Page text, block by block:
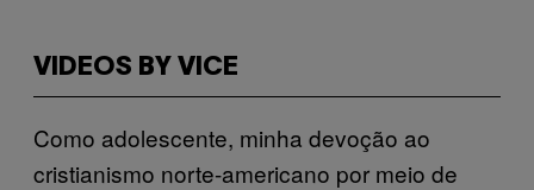
VIDEOS BY VICE
Como adolescente, minha devoção ao
cristianismo norte-americano por meio de